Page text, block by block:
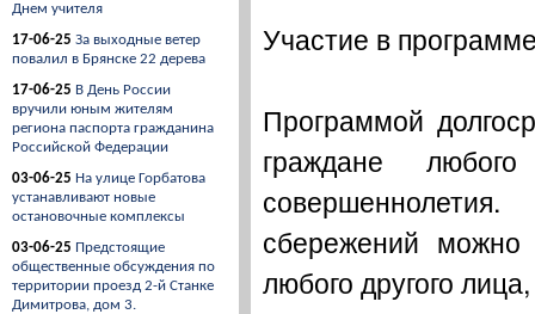
Днем учителя
17-06-25 За выходные ветер
повалил в Брянске 22 дерева
17-06-25 В День России
вручили юным жителям
региона паспорта гражданина
Российской Федерации
03-06-25 На улице Горбатова
устанавливают новые
остановочные комплексы
03-06-25 Предстоящие
общественные обсуждения по
территории проезд 2-й Станке
Димитрова, дом 3.
Участие в
Программой
граждане
сбережений можно
любого другого